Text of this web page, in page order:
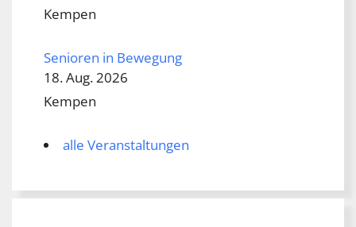
Kempen
Senioren in Bewegung
18. Aug. 2026
Kempen
alle Veranstaltungen